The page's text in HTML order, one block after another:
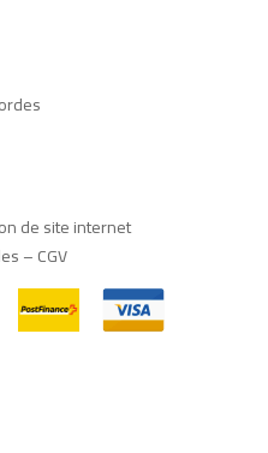
de site internet
–CGV